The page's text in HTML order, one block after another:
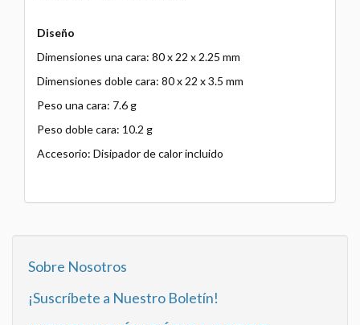
Diseño
Dimensiones una cara: 80 x 22 x 2.25 mm
Dimensiones doble cara: 80 x 22 x 3.5 mm
Peso una cara: 7.6 g
Peso doble cara: 10.2 g
Accesorio: Disipador de calor incluido
Sobre Nosotros
¡Suscríbete a Nuestro Boletín!